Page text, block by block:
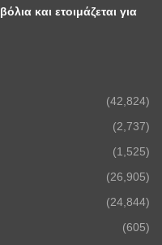
και ετοιμάζεται για
(42,824)
(2,737)
(1,525)
(26,905)
(24,844)
(605)